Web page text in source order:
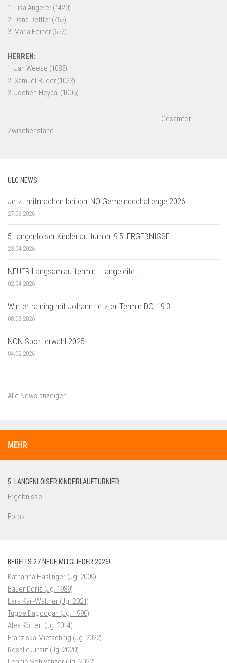
Gesamter
Zwischenstand
ULC NEWS
Jetzt mitmachen bei der NÖ Gemeindechallenge 2026!
27.06.2026
5.Langenloiser Kinderlaufturnier 9.5. ERGEBNISSE
23.04.2026
NEUER Langsamlauftermin – angeleitet
02.04.2026
Wintertraining mit Johann: letzter Termin DO, 19.3.
08.03.2026
NÖN Sportlerwahl 2025
04.02.2026
Alle News anzeigen
MEHR
5. LANGENLOISER KINDERLAUFTURNIER
Ergebnisse
Fotos
BEREITS 27 NEUE MITGLIEDER 2026!
Katharina Haslinger (Jg. 2009)
Bauer Doris (Jg. 1989)
Lara Kail-Waltner (Jg. 2021)
Tugce Dagdogan (Jg. 1990)
Alea Kötterl (Jg. 2014)
Franziska Mietschnig (Jg. 2022)
Rosalie Jiraut (Jg. 2020)